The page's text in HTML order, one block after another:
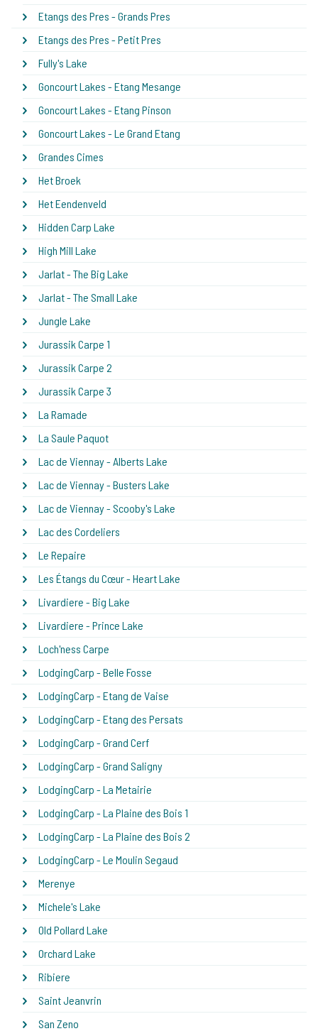
Etangs des Pres - Grands Pres
Etangs des Pres - Petit Pres
Fully's Lake
Goncourt Lakes - Etang Mesange
Goncourt Lakes - Etang Pinson
Goncourt Lakes - Le Grand Etang
Grandes Cimes
Het Broek
Het Eendenveld
Hidden Carp Lake
High Mill Lake
Jarlat - The Big Lake
Jarlat - The Small Lake
Jungle Lake
Jurassik Carpe 1
Jurassik Carpe 2
Jurassik Carpe 3
La Ramade
La Saule Paquot
Lac de Viennay - Alberts Lake
Lac de Viennay - Busters Lake
Lac de Viennay - Scooby's Lake
Lac des Cordeliers
Le Repaire
Les Étangs du Cœur - Heart Lake
Livardiere - Big Lake
Livardiere - Prince Lake
Loch'ness Carpe
LodgingCarp - Belle Fosse
LodgingCarp - Etang de Vaise
LodgingCarp - Etang des Persats
LodgingCarp - Grand Cerf
LodgingCarp - Grand Saligny
LodgingCarp - La Metairie
LodgingCarp - La Plaine des Bois 1
LodgingCarp - La Plaine des Bois 2
LodgingCarp - Le Moulin Segaud
Merenye
Michele's Lake
Old Pollard Lake
Orchard Lake
Ribiere
Saint Jeanvrin
San Zeno